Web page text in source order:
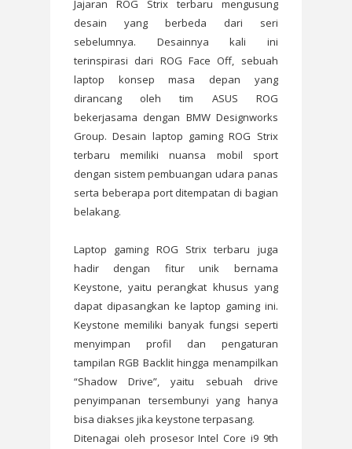
Jajaran ROG Strix terbaru mengusung
desain yang berbeda dari seri
sebelumnya. Desainnya kali ini
terinspirasi dari ROG Face Off, sebuah
laptop konsep masa depan yang
dirancang oleh tim ASUS ROG
bekerjasama dengan BMW Designworks
Group. Desain laptop gaming ROG Strix
terbaru memiliki nuansa mobil sport
dengan sistem pembuangan udara panas
serta beberapa port ditempatan di bagian
belakang.
Laptop gaming ROG Strix terbaru juga
hadir dengan fitur unik bernama
Keystone, yaitu perangkat khusus yang
dapat dipasangkan ke laptop gaming ini.
Keystone memiliki banyak fungsi seperti
menyimpan profil dan pengaturan
tampilan RGB Backlit hingga menampilkan
“Shadow Drive”, yaitu sebuah drive
penyimpanan tersembunyi yang hanya
bisa diakses jika keystone terpasang.
Ditenagai oleh prosesor Intel Core i9 9th